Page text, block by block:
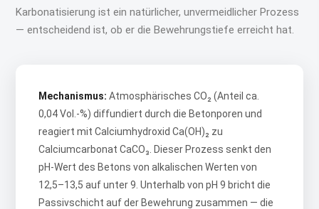
Karbonatisierung ist ein natürlicher, unvermeidlicher Prozess
— entscheidend ist, ob er die Bewehrungstiefe erreicht hat.
Mechanismus: Atmosphärisches CO₂ (Anteil ca.
0,04 Vol.-%) diffundiert durch die Betonporen und
reagiert mit Calciumhydroxid Ca(OH)₂ zu
Calciumcarbonat CaCO₃. Dieser Prozess senkt den
pH-Wert des Betons von alkalischen Werten von
12,5–13,5 auf unter 9. Unterhalb von pH 9 bricht die
Passivschicht auf der Bewehrung zusammen — die